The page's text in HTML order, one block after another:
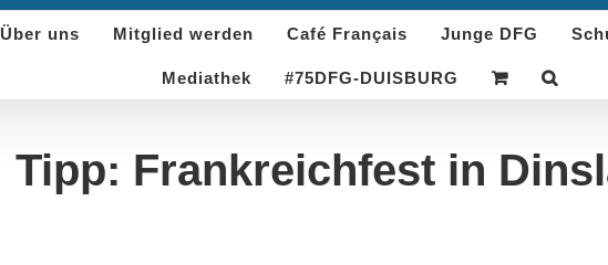
Über uns Mitglied werden Café Français Junge DFG
Mediathek #75DFG-DUISBURG
Tipp: Frankreichfest in